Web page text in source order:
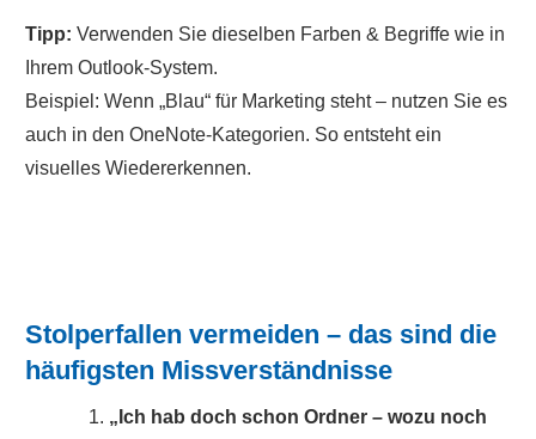
Tipp: Verwenden Sie dieselben Farben & Begriffe wie in
Ihrem Outlook-System.
Beispiel: Wenn „Blau“ für Marketing steht – nutzen Sie es
auch in den OneNote-Kategorien. So entsteht ein
visuelles Wiedererkennen.
Stolperfallen vermeiden – das sind die
häufigsten Missverständnisse
„Ich hab doch schon Ordner – wozu noch